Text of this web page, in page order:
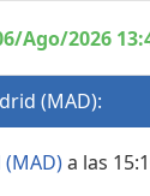
Ago/2026
(MAD):
a las